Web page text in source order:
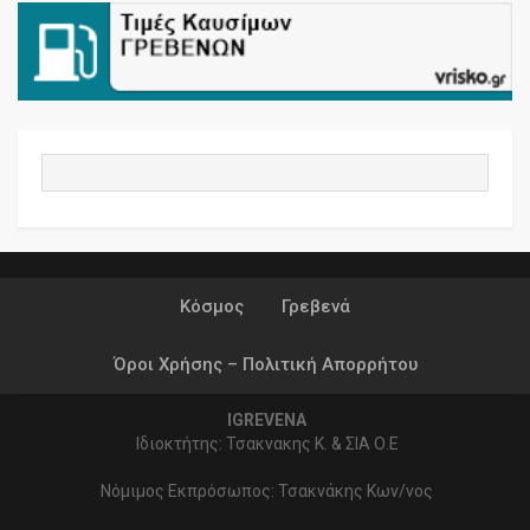
Κόσμος Γρεβενά
Όροι Χρήσης – Πολιτική Απορρήτου
IGREVENA
Ιδιοκτήτης: Τσακνακης Κ. & ΣΙΑ Ο.Ε
Νόμιμος Εκπρόσωπος: Τσακνάκης Κων/νος